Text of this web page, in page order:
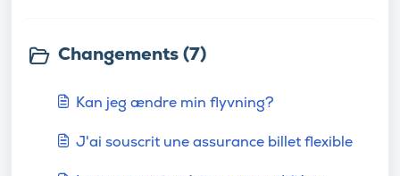
Changements (7)
Kan jeg ændre min flyvning?
J'ai souscrit une assurance billet flexible